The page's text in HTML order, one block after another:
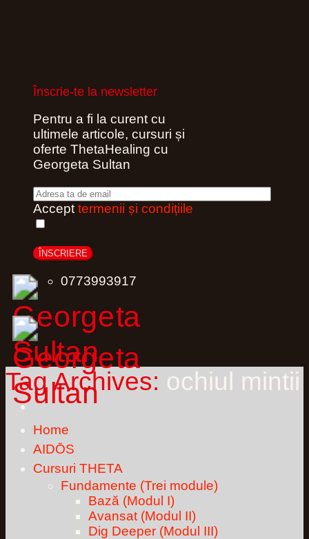
Înscrie-te la newsletter
Pentru a fi la curent cu
ultimele articole, cursuri și
oferte ThetaHealing cu
Georgeta Sultan
Accept termenii și condițiile
0773993917
Home
AIDŌS
Cursuri THETA
Fundamente (Trei module)
Bază (Modul I)
Avansat (Modul II)
Dig Deeper (Modul III)
Tag Archives: ochiul mintii